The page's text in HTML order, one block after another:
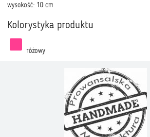
wysokość: 10 cm
Kolorystyka produktu
różowy